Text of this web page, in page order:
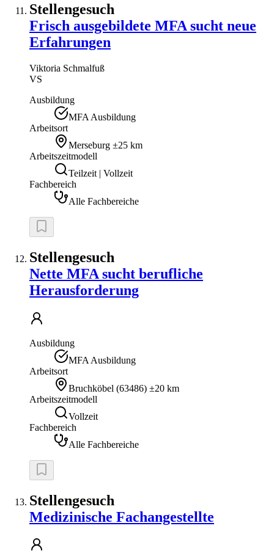
Stellengesuch
Frisch ausgebildete MFA sucht neue
Erfahrungen
Viktoria Schmalfuß
VS
Ausbildung
MFA Ausbildung
Arbeitsort
Merseburg ±25 km
Arbeitszeitmodell
Teilzeit | Vollzeit
Fachbereich
Alle Fachbereiche
Stellengesuch
Nette MFA sucht berufliche
Herausforderung
Ausbildung
MFA Ausbildung
Arbeitsort
Bruchköbel (63486) ±20 km
Arbeitszeitmodell
Vollzeit
Fachbereich
Alle Fachbereiche
Stellengesuch
Medizinische Fachangestellte